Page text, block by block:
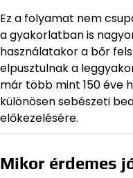
Ez a folyamat nem
a gyakorlatban is
használatakor a bőr
elpusztulnak a
már több mint 150 éve
különösen sebészeti
előkezelésére.
Mikor érdemes